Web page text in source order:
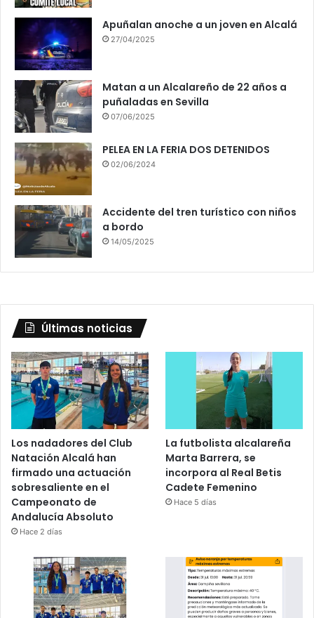
Apuñalan anoche a un joven en Alcalá
27/04/2025
Matan a un Alcalareño de 22 años a
puñaladas en Sevilla
07/06/2025
PELEA EN LA FERIA DOS DETENIDOS
02/06/2024
Accidente del tren turístico con niños
a bordo
14/05/2025
Últimas noticias
Los nadadores del Club
Natación Alcalá han
firmado una actuación
sobresaliente en el
Campeonato de
Andalucía Absoluto
Hace 2 días
La futbolista alcalareña
Marta Barrera, se
incorpora al Real Betis
Cadete Femenino
Hace 5 días